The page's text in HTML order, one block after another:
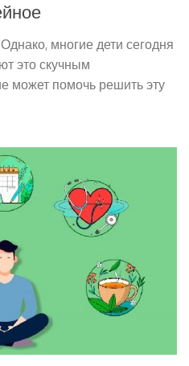
многие дети сегодня
это скучным
может помочь решить эту